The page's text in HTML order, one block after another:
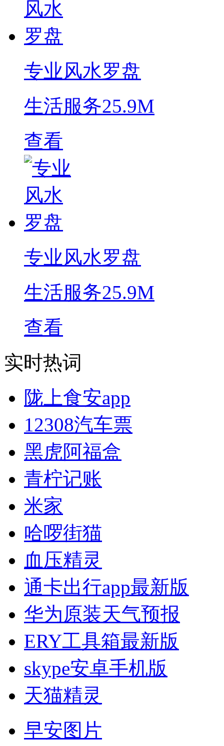
专业风水罗盘
生活服务25.9M
查看
专业风水罗盘
生活服务25.9M
查看
实时热词
陇上食安app
12308汽车票
黑虎阿福盒
青柠记账
米家
哈啰街猫
血压精灵
通卡出行app最新版
华为原装天气预报
ERY工具箱最新版
skype安卓手机版
天猫精灵
早安图片